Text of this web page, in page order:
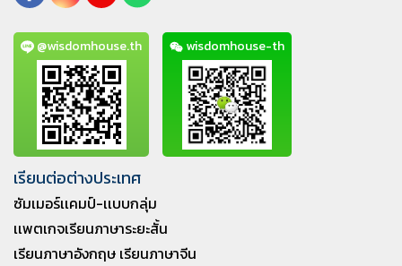
@wisdomhouse.th wisdomhouse-th
เรียนต่อต่างประเทศ
ซัมเมอร์เเคมป์-เเบบกลุ่ม
เเพตเกจเรียนภาษาระยะสั้น
เรียนภาษาอังกฤษ เรียนภาษาจีน